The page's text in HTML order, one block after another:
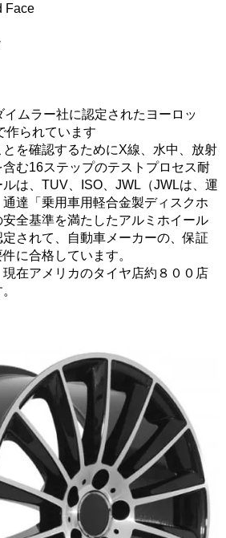
Face
イムラー社に認定されたヨーロッ
作られています
を確認するためにX線、水中、放射
む16ステップのテストプロセス耐
は、TUV、ISO、JWL（JWLは、運
達「乗用車用軽合金製ディスクホ
全基準を満たしたアルミホイール
されて、自動車メーカーの、保証
に合格しています。
在アメリカのタイヤ店約８００店